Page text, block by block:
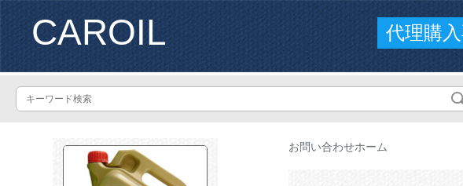
CAROIL 代理購
お問い合わせホーム